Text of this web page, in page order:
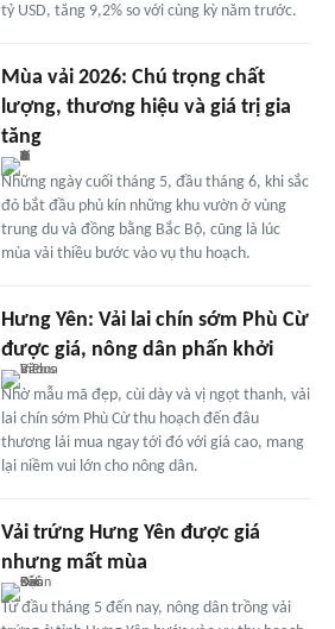
tỷ USD, tăng 9,2% so với cùng kỳ năm trước.
Mùa vải 2026: Chú trọng chất
lượng, thương hiệu và giá trị gia
tăng
Những ngày cuối tháng 5, đầu tháng 6, khi sắc
đỏ bắt đầu phủ kín những khu vườn ở vùng
trung du và đồng bằng Bắc Bộ, cũng là lúc
mùa vải thiều bước vào vụ thu hoạch.
Hưng Yên: Vải lai chín sớm Phù Cừ
được giá, nông dân phấn khởi
Nhờ mẫu mã đẹp, cùi dày và vị ngọt thanh, vải
lai chín sớm Phù Cừ thu hoạch đến đâu
thương lái mua ngay tới đó với giá cao, mang
lại niềm vui lớn cho nông dân.
Vải trứng Hưng Yên được giá
nhưng mất mùa
Từ đầu tháng 5 đến nay, nông dân trồng vải